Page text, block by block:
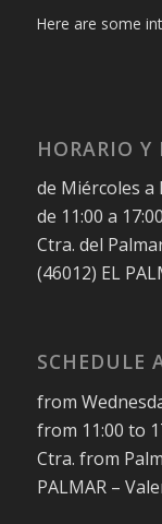
Here are some
HORARIO Y
de Miércoles a
de 11:00 a
Ctra. del
(46012) EL
SCHEDULE
from
from 11:00 to
Ctra. from
PALMAR –